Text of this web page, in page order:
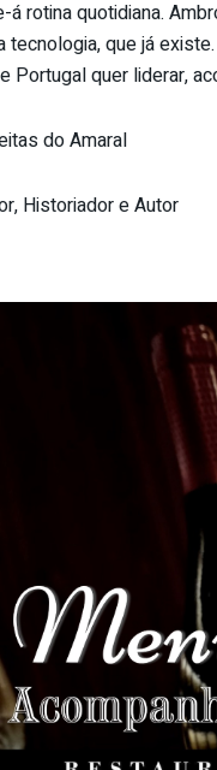
á rotina quotidiana.
tecnologia, que já
Portugal quer liderar,
do Amaral
Historiador e Autor